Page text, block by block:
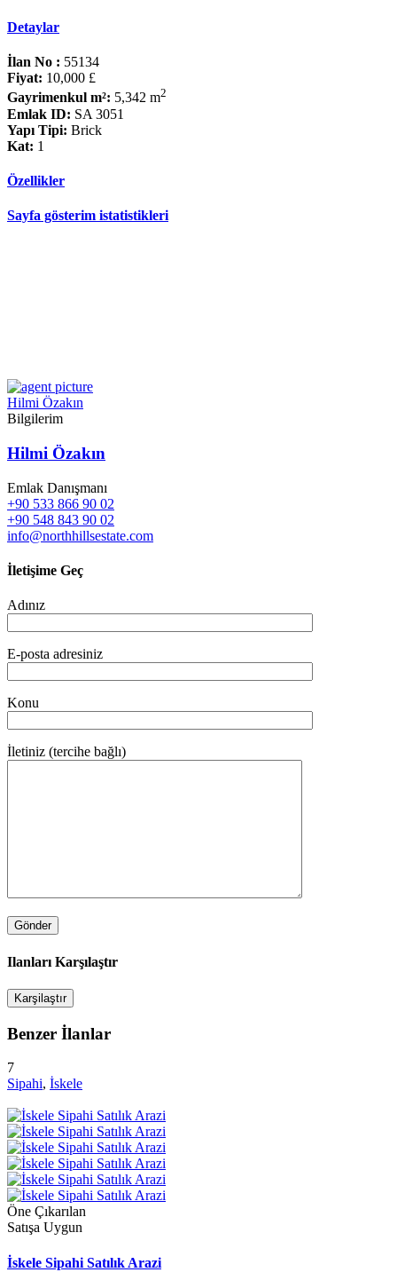
Detaylar
İlan No : 55134
Fiyat: 10,000 £
Gayrimenkul m²: 5,342 m2
Emlak ID: SA 3051
Yapı Tipi: Brick
Kat: 1
Özellikler
Sayfa gösterim istatistikleri
Hilmi Özakın
Bilgilerim
Hilmi Özakın
Emlak Danışmanı
+90 533 866 90 02
+90 548 843 90 02
info@northhillsestate.com
İletişime Geç
Adınız
E-posta adresiniz
Konu
İletiniz (tercihe bağlı)
Ilanları Karşılaştır
Karşilaştır
Benzer İlanlar
7
Sipahi, İskele
Öne Çıkarılan
Satışa Uygun
İskele Sipahi Satılık Arazi